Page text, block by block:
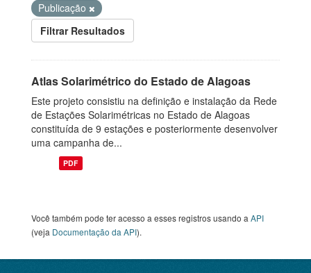
Publicação
Filtrar Resultados
Atlas Solarimétrico do Estado de Alagoas
Este projeto consistiu na definição e instalação da Rede
de Estações Solarimétricas no Estado de Alagoas
constituída de 9 estações e posteriormente desenvolver
uma campanha de...
PDF
Você também pode ter acesso a esses registros usando a API
(veja Documentação da API).